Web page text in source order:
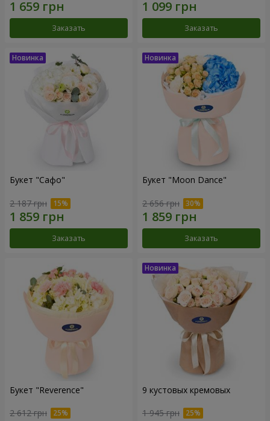
Заказать Заказать
Букет "Сафо"
2 187 грн
Заказать
Букет "Moon Dance"
2 656 грн
Заказать
Букет "Reverence"
2 612 грн
9 кустовых кремовых
1 945 грн